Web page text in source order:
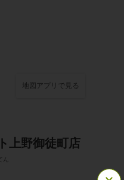
地図アプリで見る
上野御徒町店